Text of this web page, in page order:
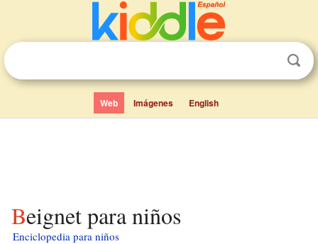
Web Imágenes English
Beignet para niños
Enciclopedia para niños